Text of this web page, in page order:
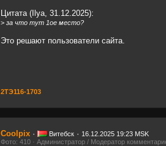
Цитата (Ilya, 31.12.2025):
> за что тут 1ое место?
Это решают пользователи сайта.
2ТЭ116-1703
Coolpix · Витебск · 16.12.2025 19:23 MSK
Фото: 410 · Администратор / Модератор